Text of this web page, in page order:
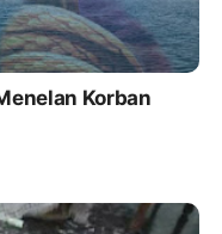
Korban